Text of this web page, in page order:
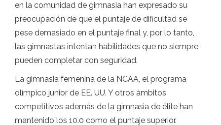
en la comunidad de gimnasia han expresado su
preocupación de que el puntaje de dificultad se
pese demasiado en el puntaje final y, por lo tanto,
las gimnastas intentan habilidades que no siempre
pueden completar con seguridad.
La gimnasia femenina de la NCAA, el programa
olímpico junior de EE. UU. Y otros ámbitos
competitivos además de la gimnasia de élite han
mantenido los 10.0 como el puntaje superior.